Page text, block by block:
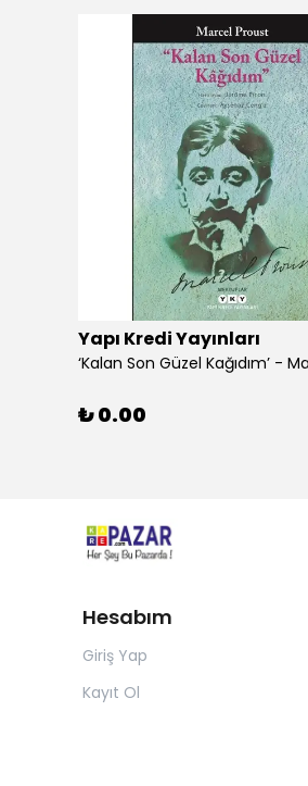
Yapı Kredi Yayınları
₺ 0.00
Hesabım
Giriş Yap
Kayıt Ol